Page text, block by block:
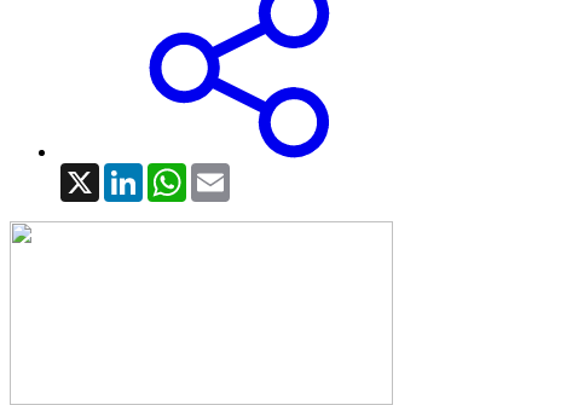
X LinkedInWhatsApp